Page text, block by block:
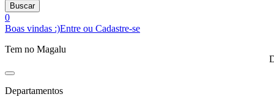
Buscar
0
Boas vindas :)Entre ou Cadastre-se
Tem no Magalu
Departamentos